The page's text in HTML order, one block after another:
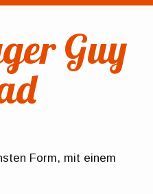
Guy
Form, mit einem